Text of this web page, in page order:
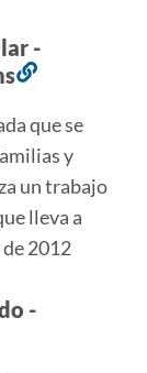
-
esta
sección
que se
y
un trabajo
lleva a
2012
-